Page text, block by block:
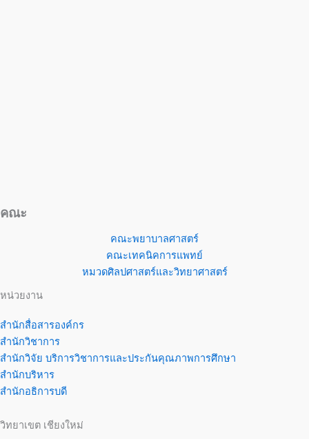
คณะ
คณะพยาบาลศาสตร์
คณะเทคนิคการแพทย์
หมวดศิลปศาสตร์และวิทยาศาสตร์
หน่วยงาน
สำนักสื่อสารองค์กร
สำนักวิชาการ
สำนักวิจัย บริการวิชาการและประกันคุณภาพการศึกษา
สำนักบริหาร
สำนักอธิการบดี
วิทยาเขต เชียงใหม่